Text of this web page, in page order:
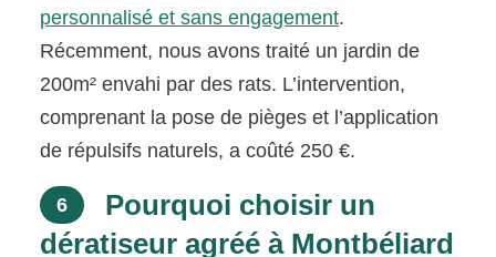
personnalisé et sans engagement.
Récemment, nous avons traité un jardin de
200m² envahi par des rats. L’intervention,
comprenant la pose de pièges et l’application
de répulsifs naturels, a coûté 250 €.
6
Pourquoi choisir un
dératiseur agréé à Montbéliard